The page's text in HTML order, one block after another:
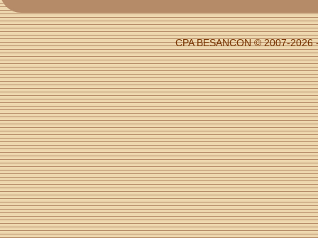
CPA BESANCON © 2007-